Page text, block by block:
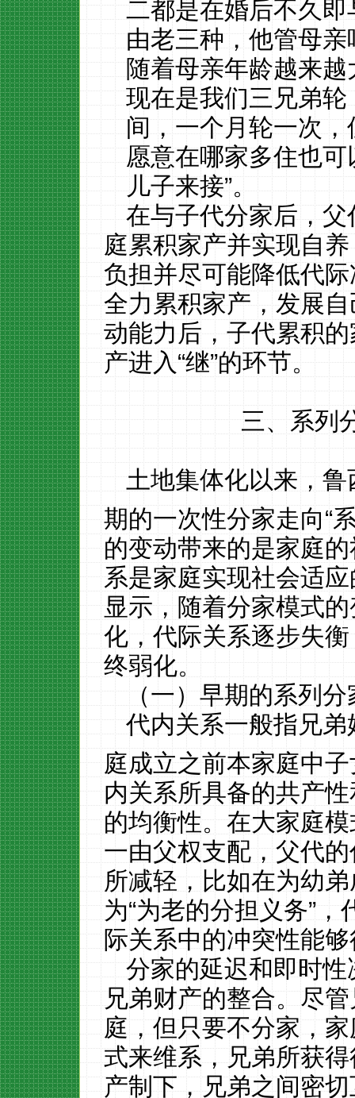
二都是在婚后不久
由老三种，他管母
随着母亲年龄越来
现在是我们三兄弟
间，一个月轮一次
愿意在哪家多住也
儿子来接”。
在与子代分家后，
庭累积家产并实现自
负担并尽可能降低代
全力累积家产，发展
动能力后，子代累积
产进入“继”的环节。
三、系列
土地集体化以来，
期的一次性分家走向“
的变动带来的是家庭
系是家庭实现社会适
显示，随着分家模式
化，代际关系逐步失
终弱化。
（一）早期的系列
代内关系一般指兄
庭成立之前本家庭中
内关系所具备的共产
的均衡性。在大家庭
一由父权支配，父代
所减轻，比如在为幼
为“为老的分担义务”
际关系中的冲突性能
分家的延迟和即时
兄弟财产的整合。尽
庭，但只要不分家，
式来维系，兄弟所获
产制下，兄弟之间密